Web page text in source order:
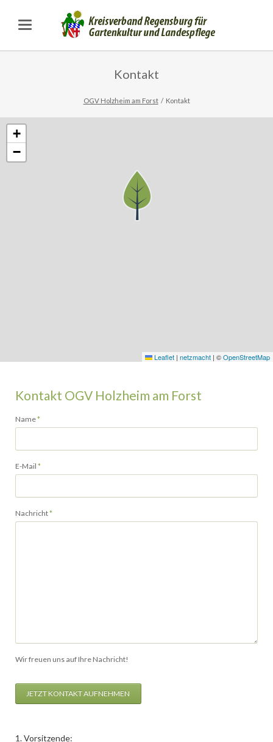
Kontakt
OGV Holzheim am Forst Kontakt
+
−
Leaflet | netzmacht | ©OpenStreetMap
Kontakt OGV Holzheim am Forst
Pflichtfeld
Name*
Pflichtfeld
E-Mail *
Pflichtfeld
Nachricht*
Wir freuen uns auf Ihre Nachricht!
JETZT KONTAKT AUFNEHMEN
1. Vorsitzende: